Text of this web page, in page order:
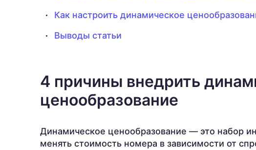
Как настроить динамическое
Выводы статьи
4 причины внедрить
ценообразование
Динамическое ценообразование — это набор
менять стоимость номера в зависимости от